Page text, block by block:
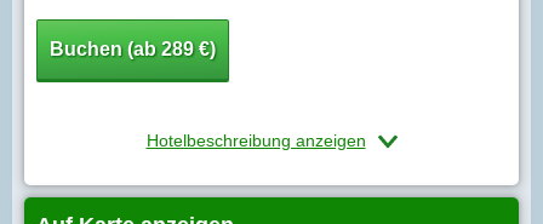
Buchen (ab 289 €)
Hotelbeschreibung anzeigen